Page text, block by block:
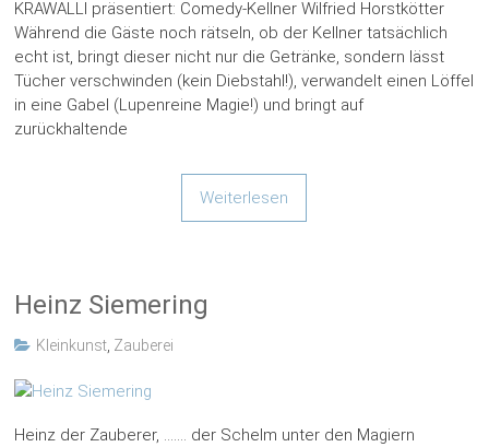
KRAWALLI präsentiert: Comedy-Kellner Wilfried Horstkötter
Während die Gäste noch rätseln, ob der Kellner tatsächlich
echt ist, bringt dieser nicht nur die Getränke, sondern lässt
Tücher verschwinden (kein Diebstahl!), verwandelt einen Löffel
in eine Gabel (Lupenreine Magie!) und bringt auf
zurückhaltende
Weiterlesen
Heinz Siemering
Kleinkunst Zauberei
Heinz der Zauberer, ……. der Schelm unter den Magiern